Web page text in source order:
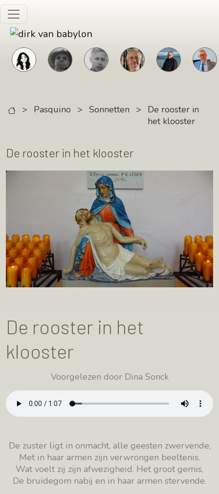
Skip to main content
> Pasquino > Sonnetten >
De rooster in
het klooster
De rooster in het klooster
De rooster in het
klooster
Voorgelezen door Dina Sonck
De zuster ligt in onmacht, alle geesten zwervende,
Met in haar armen zijn verwrongen beeltenis.
Wat voelt zij zijn afwezigheid. Het groot gemis,
De bruidegom nabij en in haar armen stervende.